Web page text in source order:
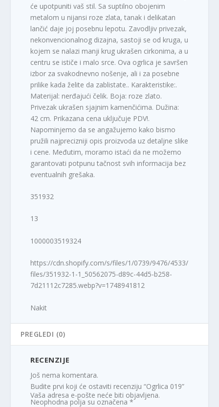
će upotpuniti vaš stil. Sa suptilno obojenim
metalom u nijansi roze zlata, tanak i delikatan
lančić daje joj posebnu lepotu. Zavodljiv privezak,
nekonvencionalnog dizajna, sastoji se od kruga, u
kojem se nalazi manji krug ukrašen cirkonima, a u
centru se ističe i malo srce. Ova ogrlica je savršen
izbor za svakodnevno nošenje, ali i za posebne
prilike kada želite da zablistate.. Karakteristike:.
Materijal: nerđajući čelik. Boja: roze zlato.
Privezak ukrašen sjajnim kamenčićima. Dužina:
42 cm. Prikazana cena uključuje PDV!.
Napominjemo da se angažujemo kako bismo
pružili najprecizniji opis proizvoda uz detaljne slike
i cene. Međutim, moramo istaći da ne možemo
garantovati potpunu tačnost svih informacija bez
eventualnih grešaka.
351932
13
1000003519324
https://cdn.shopify.com/s/files/1/0739/9476/4533/
files/351932-1-1_50562075-d89c-44d5-b258-
7d21112c7285.webp?v=1748941812
Nakit
PREGLEDI (0)
RECENZIJE
Još nema komentara.
Budite prvi koji će ostaviti recenziju “Ogrlica 019”
Vaša adresa e-pošte neće biti objavljena.
Neophodna polja su označena*